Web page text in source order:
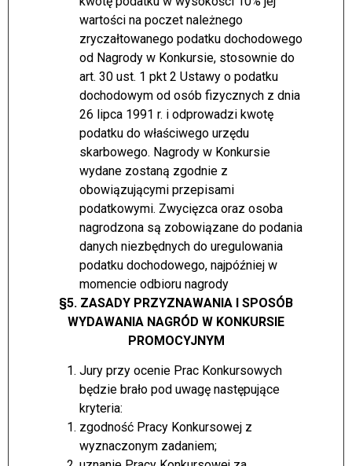
wartości na poczet należnego
zryczałtowanego podatku dochodowego
od Nagrody w Konkursie, stosownie do
art. 30 ust. 1 pkt 2 Ustawy o podatku
dochodowym od osób fizycznych z dnia
26 lipca 1991 r. i odprowadzi kwotę
podatku do właściwego urzędu
skarbowego. Nagrody w Konkursie
wydane zostaną zgodnie z
obowiązującymi przepisami
podatkowymi. Zwycięzca oraz osoba
nagrodzona są zobowiązane do podania
danych niezbędnych do uregulowania
podatku dochodowego, najpóźniej w
momencie odbioru nagrody
§5. ZASADY PRZYZNAWANIA I SPOSÓB
WYDAWANIA NAGRÓD W KONKURSIE
PROMOCYJNYM
Jury przy ocenie Prac Konkursowych
będzie brało pod uwagę następujące
kryteria:
zgodność Pracy Konkursowej z
wyznaczonym zadaniem;